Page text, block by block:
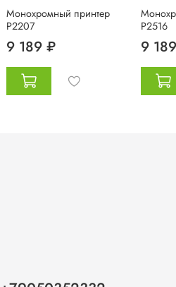
Монохромный принтер
P2207
9 189 ₽
P2516
9